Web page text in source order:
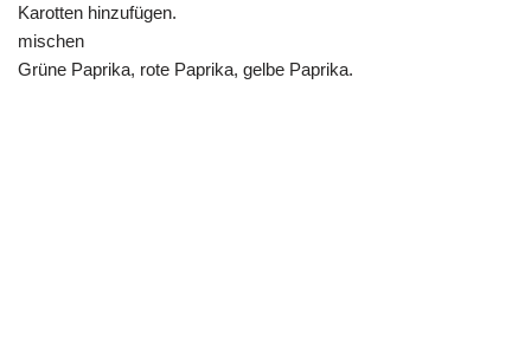
Karotten hinzufügen.
mischen
Grüne Paprika, rote Paprika, gelbe Paprika.